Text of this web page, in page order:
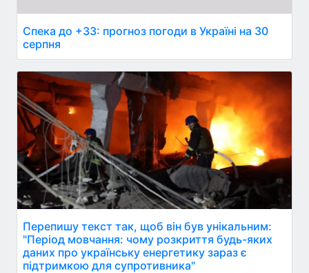
Спека до +33: прогноз погоди в Україні на 30
серпня
Перепишу текст так, щоб він був унікальним:
"Період мовчання: чому розкриття будь-яких
даних про українську енергетику зараз є
підтримкою для супротивника"